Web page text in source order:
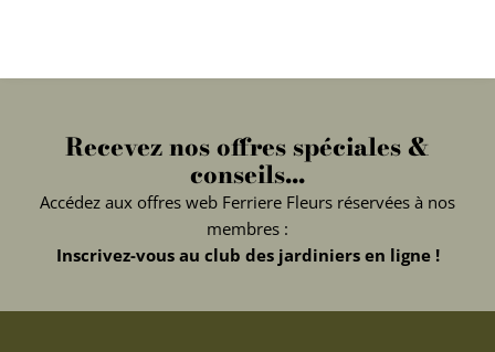
Recevez nos offres spéciales &
conseils...
Accédez aux offres web Ferriere Fleurs réservées à nos
membres :
Inscrivez-vous au club des jardiniers en ligne !